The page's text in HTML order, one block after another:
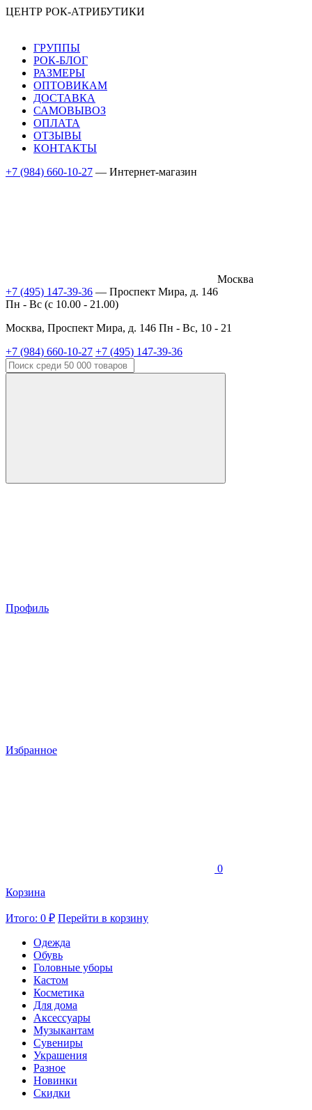
ЦЕНТР РОК-АТРИБУТИКИ
ГРУППЫ
РОК-БЛОГ
РАЗМЕРЫ
ОПТОВИКАМ
ДОСТАВКА
САМОВЫВОЗ
ОПЛАТА
ОТЗЫВЫ
КОНТАКТЫ
+7 (984) 660-10-27 — Интернет-магазин
Москва
+7 (495) 147-39-36 — Проспект Мира, д. 146
Пн - Вс (c 10.00 - 21.00)
Москва, Проспект Мира, д. 146 Пн - Вс, 10 - 21
+7 (984) 660-10-27 +7 (495) 147-39-36
Профиль
Избранное
0
Корзина
Итого: 0 ₽ Перейти в корзину
Одежда
Обувь
Головные уборы
Кастом
Косметика
Для дома
Аксессуары
Музыкантам
Сувениры
Украшения
Разное
Новинки
Скидки